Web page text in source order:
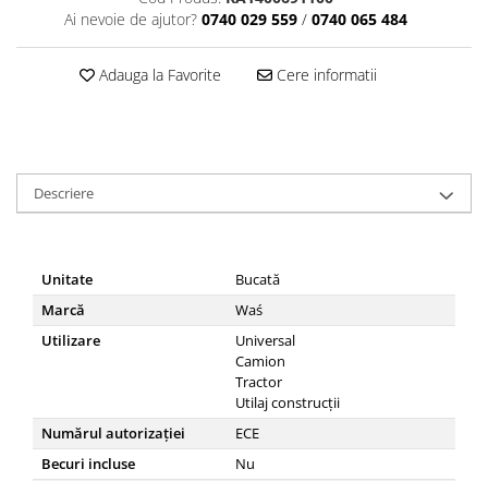
Ai nevoie de ajutor? 0740 029 559 / 0740 065 484
Adauga la Favorite Cere informatii
Descriere
Unitate
Bucată
Marcă
Waś
Utilizare
Universal
Camion
Tractor
Utilaj construcții
Numărul autorizației
ECE
Becuri incluse
Nu